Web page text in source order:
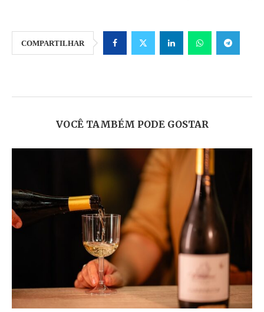
COMPARTILHAR
VOCÊ TAMBÉM PODE GOSTAR